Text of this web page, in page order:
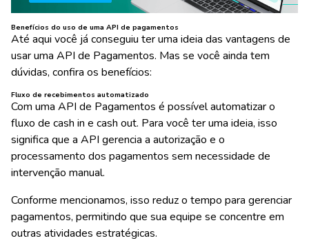
Benefícios do uso de uma API de pagamentos
Até aqui você já conseguiu ter uma ideia das vantagens de
usar uma API de Pagamentos. Mas se você ainda tem
dúvidas, confira os benefícios:
Fluxo de recebimentos automatizado
Com uma API de Pagamentos é possível automatizar o
fluxo de cash in e cash out. Para você ter uma ideia, isso
significa que a API gerencia a autorização e o
processamento dos pagamentos sem necessidade de
intervenção manual.
Conforme mencionamos, isso reduz o tempo para gerenciar
pagamentos, permitindo que sua equipe se concentre em
outras atividades estratégicas.